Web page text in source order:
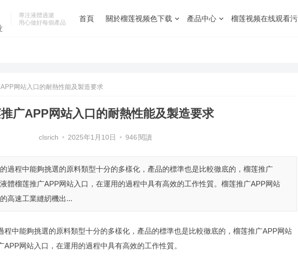
專注液體過濾
用心做好每個產品
首頁 關於榴莲视频色下载 產品中心 榴莲视频在线观看污
网站入口的耐熱性能及製造要求
广APP网站入口的耐熱性能及製造要求
clsrich • 2025年1月10日 • 946 閱讀
過程中能夠挑選的原料類型十分的多樣化，產品的標準也是比較徹底的，榴莲推广
體榴莲推广APP网站入口，在運用的過程中具有高效的工作性質。榴莲推广APP网站
高速工業縫紉機出...
程中能夠挑選的原料類型十分的多樣化，產品的標準也是比較徹底的，榴莲推广APP网站
网站入口，在運用的過程中具有高效的工作性質。